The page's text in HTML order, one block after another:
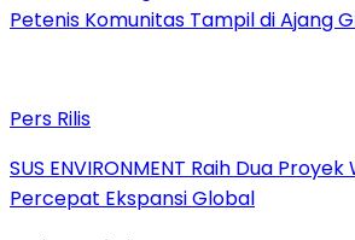
Petenis Komunitas Tampil di Ajang
Pers Rilis
SUS ENVIRONMENT Raih Dua
Percepat Ekspansi Global